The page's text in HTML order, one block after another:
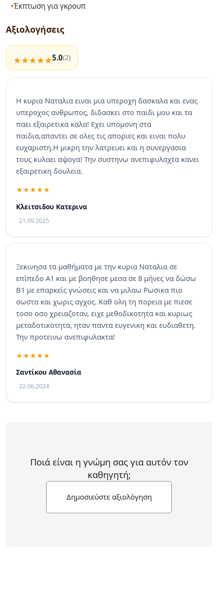
Έκπτωση για γκρουπ
Αξιολογήσεις
5.0(2)
Η κυρια Ναταλια ειναι μια υπεροχη δασκαλα και ενας
υπεροχος ανθρωπος, διδασκει στο παιδι μου και τα
παει εξαιρετικα καλα! Εχει υπομονη στα
παιδια,απαντει σε ολες τις αποριες και ειναι πολυ
ευχαριστη.Η μικρη την λατρευει και η συνεργασια
τους κυλαει αψογα! Την συστηνω ανεπιφυλαχτα κανει
εξαιρετικη δουλεια.
Κλειτσιδου Κατερινα
21.09.2025
Ξεκινησα τα μαθήματα με την κυρια Ναταλια σε
επίπεδο Α1 και με βοηθησε μεσα σε 8 μήνες να δώσω
Β1 με επαρκείς γνώσεις και να μιλαω Ρωσικα πιο
σωστα και χωρις αγχος. Καθ ολη τη πορεια με πιεσε
τοσο οσο χρειαζοταν, ειχε μεθοδικοτητα και κυριως
μεταδοτικοτητα, ηταν παντα ευγενικη και ευδιαθετη.
Την προτεινω ανεπιφυλακτα!
Σαντίκου Αθανασία
22.06.2024
Ποιά είναι η γνώμη σας για αυτόν τον
καθηγητή;
Δημοσιεύστε αξιολόγηση